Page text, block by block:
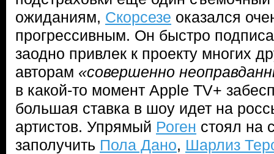
ожиданиям, Скорсезе оказался
прогрессивным. Он быстро
заодно привлек к проекту многих
авторам «совершенно
в какой-то момент Apple TV+
большая ставка в шоу идет на
артистов. Упрямый Роген стоял на
заполучить Пола Дано, Шарлиз